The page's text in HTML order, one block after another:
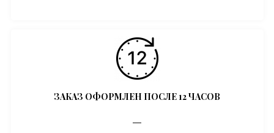
ЗАКАЗ ОФОРМЛЕН ПОСЛЕ 12 ЧАСОВ
―